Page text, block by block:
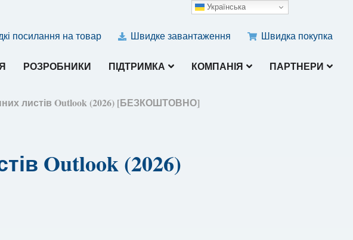
посилання на товар Швидке завантаження Швидка покупка
РОЗРОБНИКИ ПІДТРИМКА КОМПАНІЯ ПАРТНЕРИ
листів Outlook (2026) [БЕЗКОШТОВНО]
Outlook (2026)
Українська